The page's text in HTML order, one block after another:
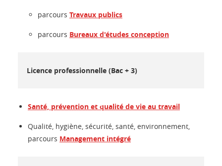
parcours Travaux publics
parcours Bureaux d'études conception
Licence professionnelle (Bac + 3)
Santé, prévention et qualité de vie au travail
Qualité, hygiène, sécurité, santé, environnement,
parcours Management intégré